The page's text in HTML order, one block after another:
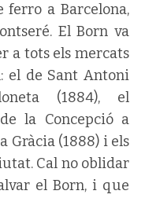
a Barcelona,
El Born va
a tots els mercats
el de Sant Antoni
(1884), el
la Concepció a
Gràcia (1888) i els
Cal no oblidar
el Born, i que